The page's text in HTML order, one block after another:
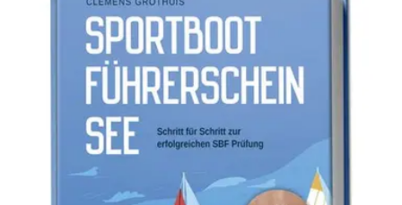
Business Entwicklung
Networking
Kundenmanagement Nachhaltigkeit
Business Entwicklung